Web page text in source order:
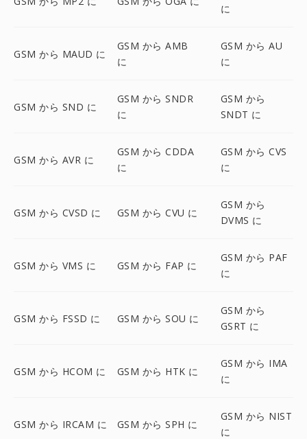
に
GSM から MAUD に
GSM から AMB
に
GSM から AU
に
GSM から SND に
GSM から SNDR
に
GSM から
SNDT に
GSM から AVR に
GSM から CDDA
に
GSM から CVS
に
GSM から CVSD に GSM から CVU に
GSM から
DVMS に
GSM から VMS に GSM から FAP に
GSM から PAF
に
GSM から FSSD に GSM から SOU に
GSM から
GSRT に
GSM から HCOM に GSM から HTK に
GSM から IMA
に
GSM から IRCAM に GSM から SPH に
GSM から NIST
に